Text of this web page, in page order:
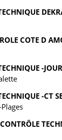
COTE D
-
-CT